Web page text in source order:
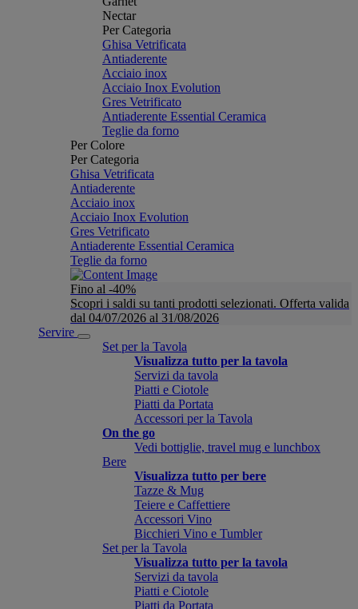
Nectar
Per Categoria
Ghisa Vetrificata
Antiaderente
Acciaio inox
Acciaio Inox Evolution
Gres Vetrificato
Antiaderente Essential Ceramica
Teglie da forno
Per Colore
Per Categoria
Ghisa Vetrificata
Antiaderente
Acciaio inox
Acciaio Inox Evolution
Gres Vetrificato
Antiaderente Essential Ceramica
Teglie da forno
Fino al -40%
Scopri i saldi su tanti prodotti selezionati. Offerta valida
dal 04/07/2026 al 31/08/2026
Servire
Set per la Tavola
Visualizza tutto per la tavola
Servizi da tavola
Piatti e Ciotole
Piatti da Portata
Accessori per la Tavola
On the go
Vedi bottiglie, travel mug e lunchbox
Bere
Visualizza tutto per bere
Tazze & Mug
Teiere e Caffettiere
Accessori Vino
Bicchieri Vino e Tumbler
Set per la Tavola
Visualizza tutto per la tavola
Servizi da tavola
Piatti e Ciotole
Piatti da Portata